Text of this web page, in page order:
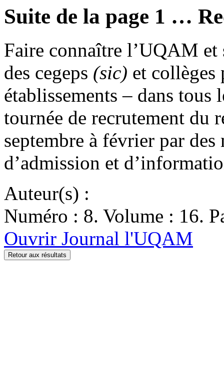
Suite de la page 1 …
Faire connaître l’UQAM et
des cegeps (sic) et
établissements – dans tous
tournée de recrutement du
septembre à février par
d’admission et
Auteur(s) :
Numéro : 8. Volume : 16.
Ouvrir Journal l'UQAM
Retour aux résultats